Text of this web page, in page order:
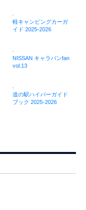
軽キャンピングカーガ
イド 2025-2026
NISSAN キャラバンfan
vol.13
道の駅ハイパーガイド
ブック 2025-2026